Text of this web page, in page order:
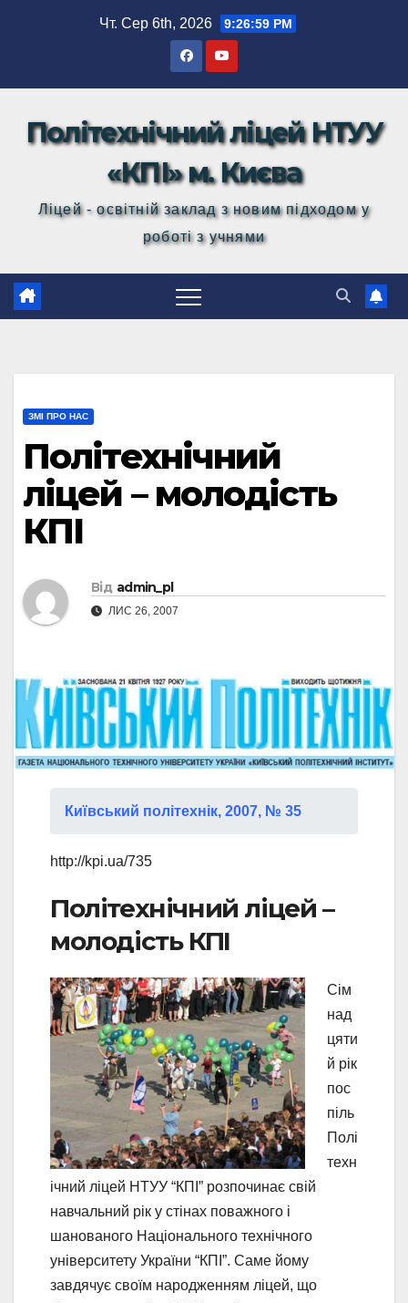
Чт. Сер 6th, 2026 9:27:00 PM
Політехнічний ліцей НТУУ
«КПІ» м. Києва
Ліцей - освітній заклад з новим підходом у
роботі з учнями
ЗМІ ПРО НАС
Політехнічний
ліцей – молодість
КПІ
Від admin_pl
ЛИС 26, 2007
Київський політехнік, 2007, № 35
http://kpi.ua/735
Політехнічний ліцей –
молодість КПІ
Сім
над
цяти
й рік
пос
піль
Полі
техн
ічний ліцей НТУУ “КПІ” розпочинає свій
навчальний рік у стінах поважного і
шанованого Національного технічного
університету України “КПІ”. Саме йому
завдячує своїм народженням ліцей, що